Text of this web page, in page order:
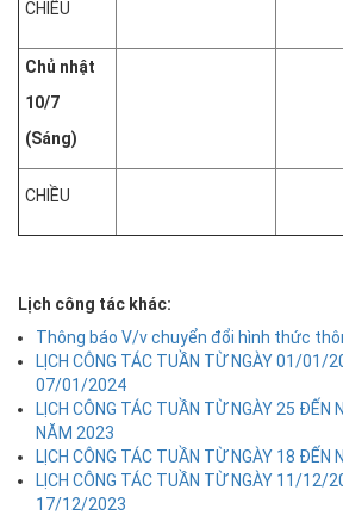
CHIỀU
Chủ nhật
10/7
(Sáng)
CHIỀU
Lịch công tác khác:
Thông báo V/v chuyển đổi hình thức
LỊCH CÔNG TÁC TUẦN TỪ NGÀY 01/01/
07/01/2024
LỊCH CÔNG TÁC TUẦN TỪ NGÀY 25 ĐẾN
NĂM 2023
LỊCH CÔNG TÁC TUẦN TỪ NGÀY 18
LỊCH CÔNG TÁC TUẦN TỪ NGÀY 11/12/
17/12/2023